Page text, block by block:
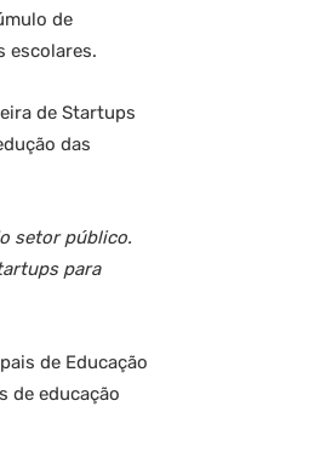
de
escolares.
de Startups
das
setor público.
para
de Educação
de educação